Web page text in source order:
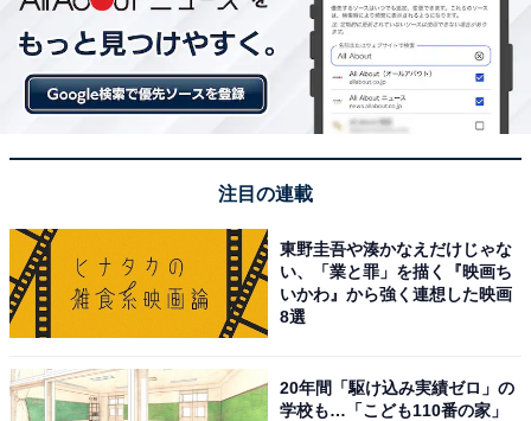
1位：目黒蓮
View this post on Instagram
注目の連載
東野圭吾や湊かなえだけじゃな
い、「業と罪」を描く『映画ち
いかわ』から強く連想した映画
8選
20年間「駆け込み実績ゼロ」の
学校も…「こども110番の家」